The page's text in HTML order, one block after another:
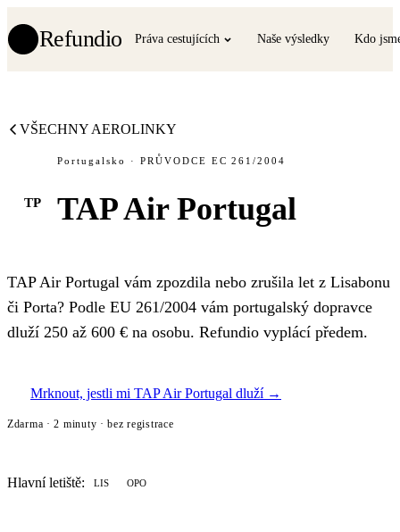
Refundio Práva cestujících Naše výsledky Kdo
VŠECHNY AEROLINKY
TP
Portugalsko · PRŮVODCE EC 261/2004
TAP Air Portugal
TAP Air Portugal vám zpozdila nebo zrušila let z Lisabonu
či Porta? Podle EU 261/2004 vám portugalský dopravce
dluží 250 až 600 € na osobu. Refundio vyplácí předem.
Mrknout, jestli mi TAP Air Portugal dluží →
Zdarma · 2 minuty · bez registrace
Hlavní letiště: LIS OPO